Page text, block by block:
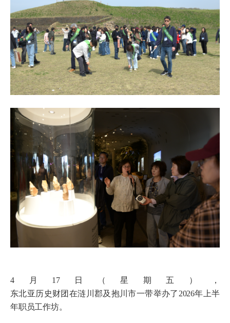
4月17日（星期五），
东北亚历史财团在涟川郡及抱川市一带举办了2026年上半
年职员工作坊。